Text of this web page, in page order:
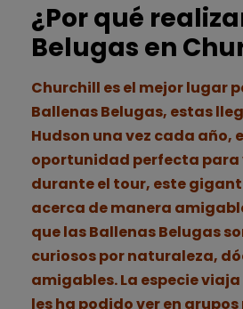
¿Por qué
Belugas en
Churchill es el mejor lugar
Ballenas Belugas, estas
Hudson una vez cada año,
oportunidad perfecta para
durante el tour, este
acerca de manera
que las Ballenas Belugas
curiosos por naturaleza,
amigables. La especie
les ha podido ver en grupos